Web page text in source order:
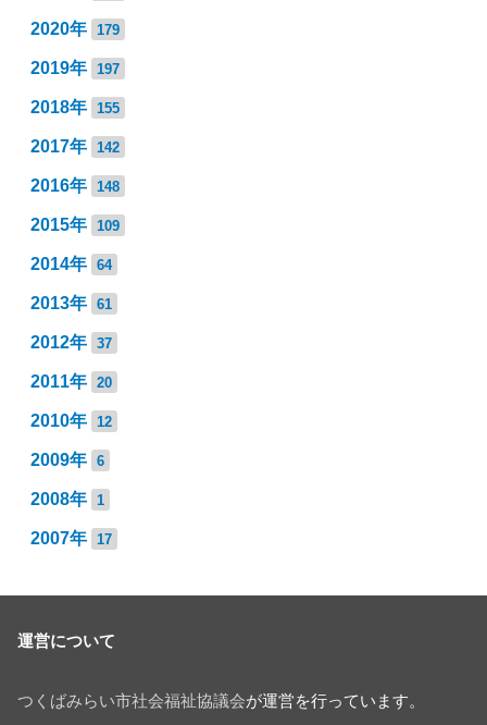
2020年 179
2019年 197
2018年 155
2017年 142
2016年 148
2015年 109
2014年 64
2013年 61
2012年 37
2011年 20
2010年 12
2009年 6
2008年 1
2007年 17
運営について
つくばみらい市社会福祉協議会が運営を行っています。